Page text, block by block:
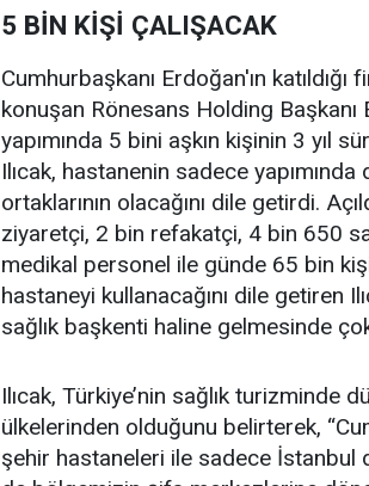
5 BİN KİŞİ ÇALIŞACAK
Cumhurbaşkanı Erdoğan'ın
konuşan Rönesans Holding Başkanı
yapımında 5 bini aşkın kişinin 3 yıl
Ilıcak, hastanenin sadece
ortaklarının olacağını dile getirdi.
ziyaretçi, 2 bin refakatçi, 4 bin 650
medikal personel ile günde 65 bin
hastaneyi kullanacağını dile getiren
sağlık başkenti haline gelmesinde
Ilıcak, Türkiye’nin sağlık turizminde
ülkelerinden olduğunu belirterek,
şehir hastaneleri ile sadece İstanbul